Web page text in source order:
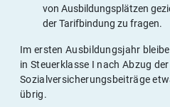
von Ausbildungsplätzen
der Tarifbindung zu fragen.
Im ersten Ausbildungsjahr
in Steuerklasse I nach Abzug der
Sozialversicherungsbeiträge
übrig.